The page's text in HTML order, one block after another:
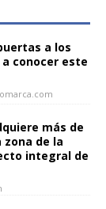
a los
conocer este
más de
de la
integral de